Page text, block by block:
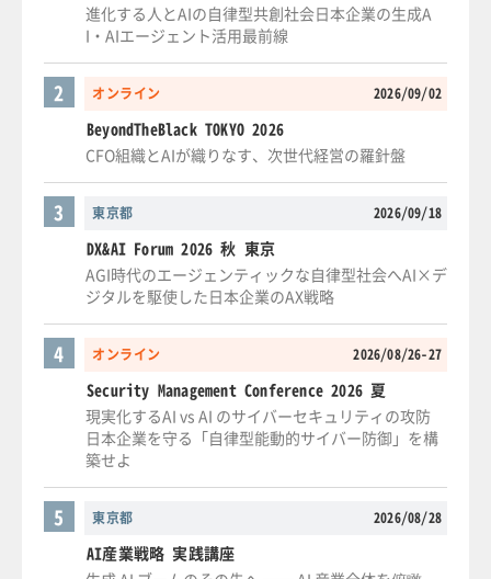
進化する人とAIの自律型共創社会日本企業の生成A
I・AIエージェント活用最前線
オンライン 2026/09/02
2
BeyondTheBlack TOKYO 2026
CFO組織とAIが織りなす、次世代経営の羅針盤
東京都 2026/09/18
3
DX&AI Forum 2026 秋 東京
AGI時代のエージェンティックな自律型社会へAI×デ
ジタルを駆使した日本企業のAX戦略
オンライン 2026/08/26-27
4
Security Management Conference 2026 夏
現実化するAI vs AI のサイバーセキュリティの攻防
日本企業を守る「自律型能動的サイバー防御」を構
築せよ
東京都 2026/08/28
5
AI産業戦略 実践講座